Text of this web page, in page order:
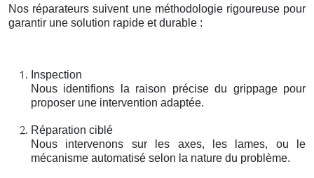
Nos réparateurs suivent une méthodologie rigoureuse pour
garantir une solution rapide et durable :
Inspection
Nous identifions la raison précise du grippage pour
proposer une intervention adaptée.
Réparation ciblé
Nous intervenons sur les axes, les lames, ou le
mécanisme automatisé selon la nature du problème.